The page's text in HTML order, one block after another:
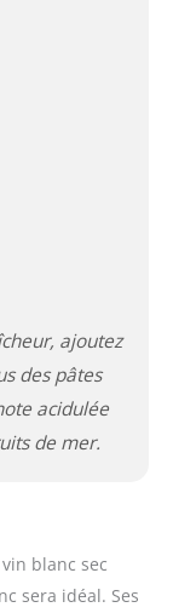
ajoutez
des pâtes
acidulée
de mer.
blanc sec
sera idéal. Ses